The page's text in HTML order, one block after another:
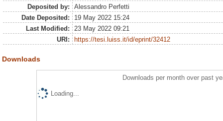
Deposited by:
Alessandro Perfetti
Date Deposited:
19 May 2022 15:24
Last Modified:
23 May 2022 09:21
URI:
https://tesi.luiss.it/id/eprint/32412
Downloads
Downloads per month over past
Loading...